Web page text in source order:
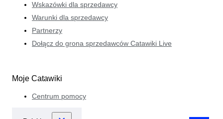
Wskazówki dla sprzedawcy
Warunki dla sprzedawcy
Partnerzy
Dołącz do grona sprzedawców Catawiki Live
Moje Catawiki
Centrum pomocy